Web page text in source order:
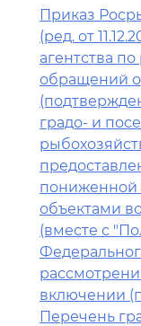
Приказ
(ред. от
агентства
обращений
градо- и
пониженной
объектами
(вместе с
включении
Перечень